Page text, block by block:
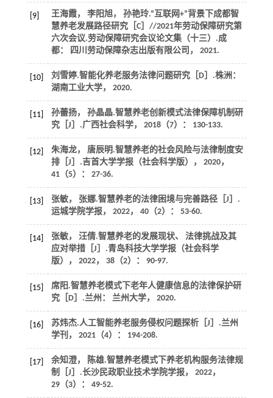
[9]
王海霞， 李阳旭， 孙艳玲.“互联网+”背景下成都智
慧养老发展路径研究［C］//2021年劳动保障研究第
六次会议.劳动保障研究会议论文集（十三）.成
都： 四川劳动保障杂志出版有限公司， 2021.
[10]
刘雪婷.智能化养老服务法律问题研究［D］.株洲：
湖南工业大学， 2020.
[11]
孙蕾扬， 孙晶晶.智慧养老创新模式法律保障机制研
究［J］.广西社会科学， 2018（7）： 130-133.
[12]
朱海龙， 唐辰明.智慧养老的社会风险与法律制度安
排［J］.吉首大学学报（社会科学版） ， 2020，
41（5）： 27-36.
[13]
张敏， 张娜.智慧养老的法律困境与完善路径［J］.
运城学院学报， 2022， 40（2）： 53-60.
[14]
张敏， 汪倩.智慧养老的发展现状、 法律挑战及其
应对举措［J］.青岛科技大学学报（社会科学
版）
， 2022， 38（2）： 90-97.
[15]
席阳.智慧养老模式下老年人健康信息的法律保护研
究［D］.兰州： 兰州大学， 2020.
[16] 苏炜杰.人工智能养老服务侵权问题探析［J］.兰州
学刊 ， 2021（4）： 194-208.
[17]
余知澄， 陈雄.智慧养老模式下养老机构服务法律规
制［J］.长沙民政职业技术学院学报， 2022，
29（3）： 49-52.